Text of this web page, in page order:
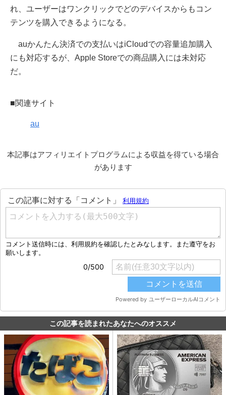
れ、ユーザーはワンクリックでどのデバイスからもコン
テンツを購入できるようになる。
auかんたん決済での支払いはiCloudでの容量追加購入
にも対応するが、Apple Storeでの商品購入には未対応
だ。
■関連サイト
au
本記事はアフィリエイトプログラムによる収益を得ている場合
があります
この記事を読まれたあなたへのオススメ